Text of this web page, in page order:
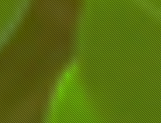
CONTACT
EN